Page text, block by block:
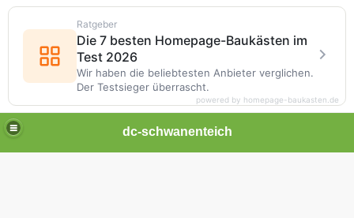
dc-schwanenteich
Ratgeber
Die 7 besten Homepage-Baukästen im
Test 2026
Wir haben die beliebtesten Anbieter verglichen.
Der Testsieger überrascht.
powered by homepage-baukasten.de